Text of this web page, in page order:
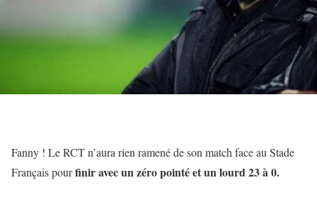
Fanny ! Le RCT n’aura rien ramené de son match face au Stade
Français pourfinir avec un zéro pointé et un lourd 23 à 0.